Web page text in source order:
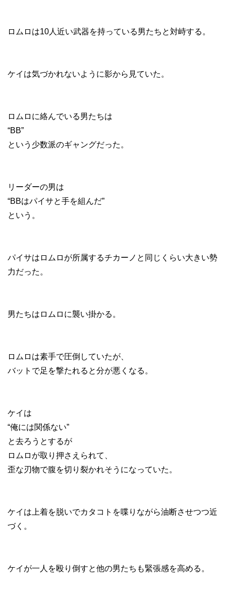
ロムロは10人近い武器を持っている男たちと対峙する。
ケイは気づかれないように影から見ていた。
ロムロに絡んでいる男たちは
“BB”
という少数派のギャングだった。
リーダーの男は
“BBはパイサと手を組んだ”
という。
パイサはロムロが所属するチカーノと同じくらい大きい勢
力だった。
男たちはロムロに襲い掛かる。
ロムロは素手で圧倒していたが、
バットで足を撃たれると分が悪くなる。
ケイは
“俺には関係ない”
と去ろうとするが
ロムロが取り押さえられて、
歪な刃物で腹を切り裂かれそうになっていた。
ケイは上着を脱いでカタコトを喋りながら油断させつつ近
づく。
ケイが一人を殴り倒すと他の男たちも緊張感を高める。